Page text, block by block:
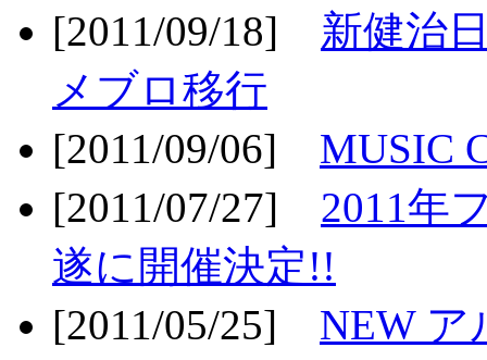
[2011/09/18] 新健治
メブロ移行
[2011/09/06] MUSIC
[2011/07/27] 2011年
遂に開催決定!!
[2011/05/25] NEW